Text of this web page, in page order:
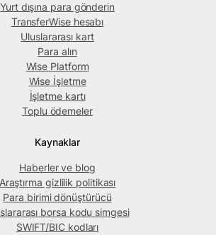
Yurt dışına para gönderin
TransferWise hesabı
Uluslararası kart
Para alın
Wise Platform
Wise İşletme
İşletme kartı
Toplu ödemeler
Kaynaklar
Haberler ve blog
Araştırma gizlilik politikası
Para birimi dönüştürücü
borsa kodu simgesi
SWIFT/BIC kodları